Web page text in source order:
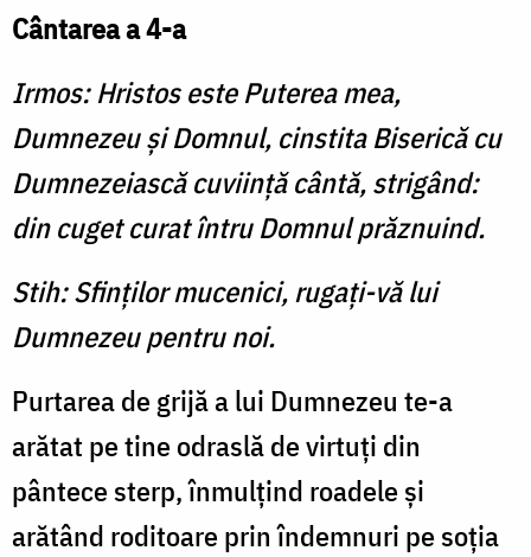
Cântarea a 4-a
Irmos: Hristos este Puterea mea,
Dumnezeu şi Domnul, cinstita Biserică cu
Dumnezeiască cuviinţă cântă, strigând:
din cuget curat întru Domnul prăznuind.
Stih: Sfinţilor mucenici, rugaţi-vă lui
Dumnezeu pentru noi.
Purtarea de grijă a lui Dumnezeu te-a
arătat pe tine odraslă de virtuţi din
pântece sterp, înmulţind roadele şi
arătând roditoare prin îndemnuri pe soţia